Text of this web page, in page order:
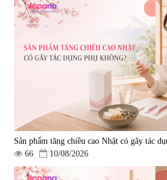
Sản phẩm tăng chiều cao Nhật có gây tác
66
10/08/2026